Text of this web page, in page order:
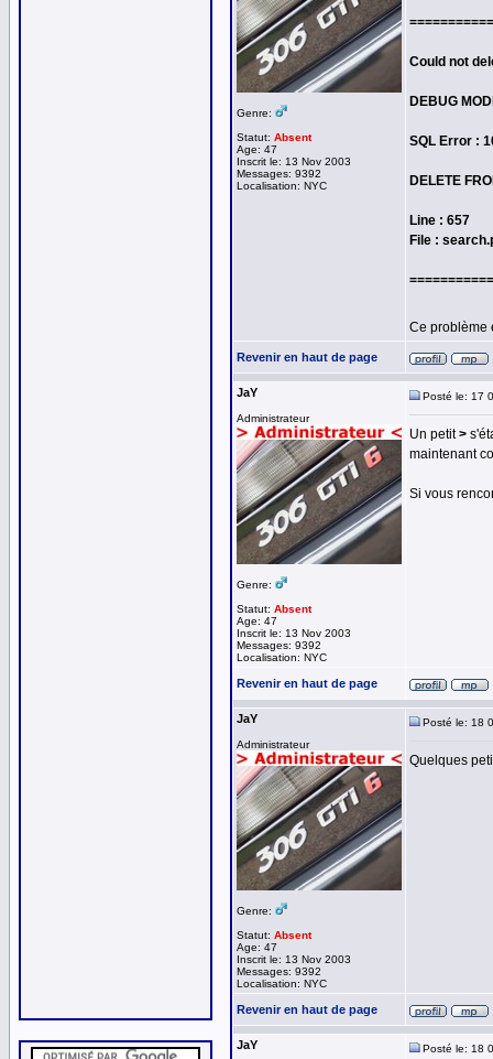
Genre:
Statut: Absent
Age: 47
Inscrit le: 13 Nov 2003
Messages: 9392
Localisation: NYC
Could not
DEBUG
SQL Error :
DELETE
Line : 657
File :
Ce problème
Revenir en haut de page
JaY
Administrateur
Genre:
Statut: Absent
Age: 47
Inscrit le: 13 Nov 2003
Messages: 9392
Localisation: NYC
Posté le: 17
Un petit>
maintenant
Si vous
Revenir en haut de page
JaY
Administrateur
Genre:
Statut: Absent
Age: 47
Inscrit le: 13 Nov 2003
Messages: 9392
Localisation: NYC
Posté le: 18
Quelques
Revenir en haut de page
JaY Posté le: 18